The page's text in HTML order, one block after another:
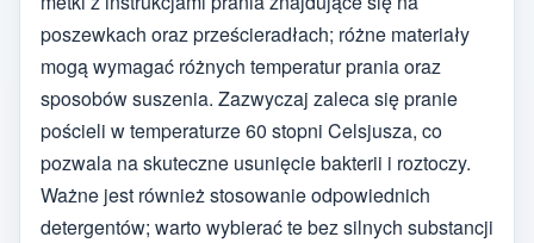
poszewkach oraz prześcieradłach; różne materiały
mogą wymagać różnych temperatur prania oraz
sposobów suszenia. Zazwyczaj zaleca się pranie
pościeli w temperaturze 60 stopni Celsjusza, co
pozwala na skuteczne usunięcie bakterii i roztoczy.
Ważne jest również stosowanie odpowiednich
detergentów; warto wybierać te bez silnych substancji